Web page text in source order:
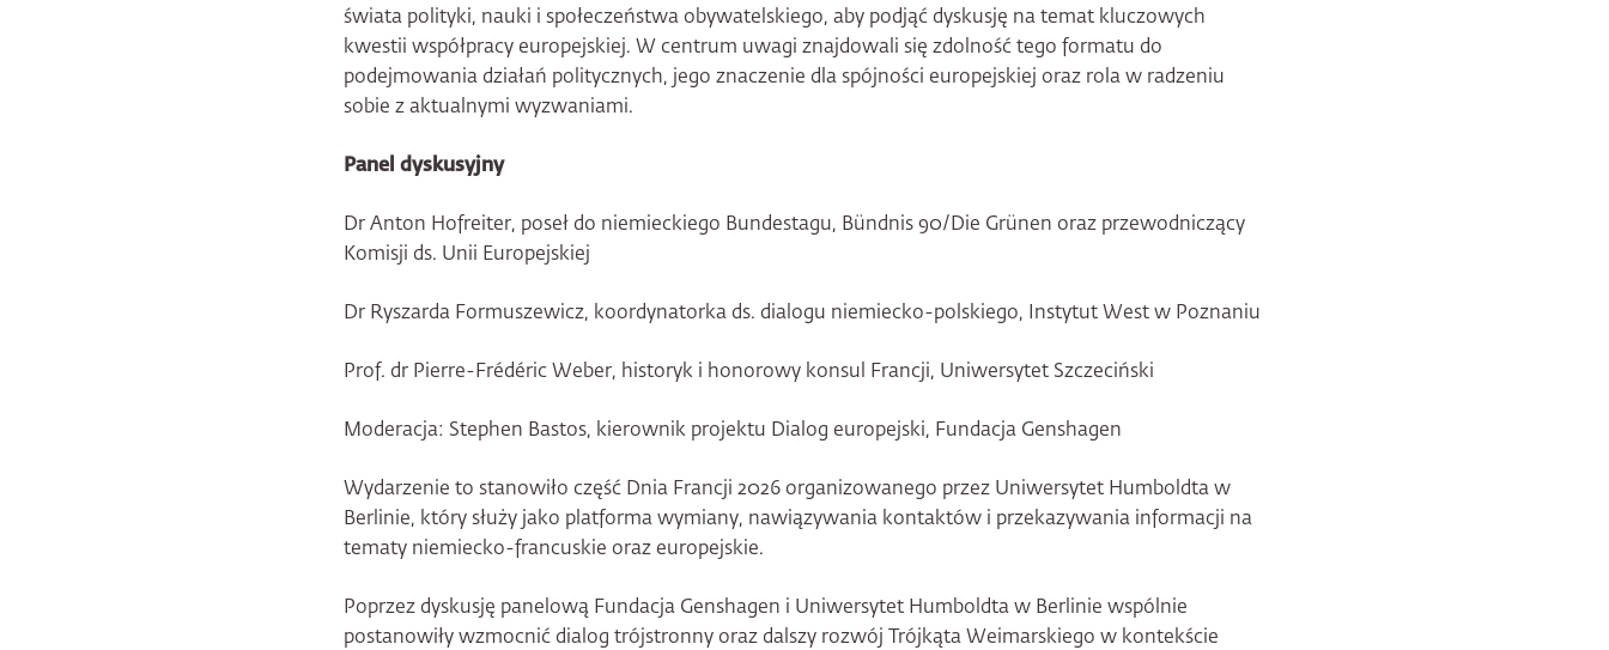
świata polityki, nauki i społeczeństwa obywatelskiego, aby podjąć dyskusję na temat kluczowych
kwestii współpracy europejskiej. W centrum uwagi znajdowali się zdolność tego formatu do
podejmowania działań politycznych, jego znaczenie dla spójności europejskiej oraz rola w radzeniu
sobie z aktualnymi wyzwaniami.
Panel dyskusyjny
Dr Anton Hofreiter, poseł do niemieckiego Bundestagu, Bündnis 90/Die Grünen oraz przewodniczący
Komisji ds. Unii Europejskiej
Dr Ryszarda Formuszewicz, koordynatorka ds. dialogu niemiecko-polskiego, Instytut West w Poznaniu
Prof. dr Pierre-Frédéric Weber, historyk i honorowy konsul Francji, Uniwersytet Szczeciński
Moderacja: Stephen Bastos, kierownik projektu Dialog europejski, Fundacja Genshagen
Wydarzenie to stanowiło część Dnia Francji 2026 organizowanego przez Uniwersytet Humboldta w
Berlinie, który służy jako platforma wymiany, nawiązywania kontaktów i przekazywania informacji na
tematy niemiecko-francuskie oraz europejskie.
Poprzez dyskusję panelową Fundacja Genshagen i Uniwersytet Humboldta w Berlinie wspólnie
postanowiły wzmocnić dialog trójstronny oraz dalszy rozwój Trójkąta Weimarskiego w kontekście